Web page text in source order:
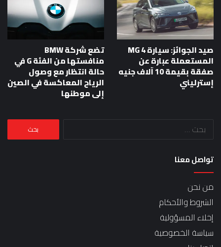
صيد الجوائز: سيارة MG 4
المستعملة عبارة عن
صفقة بقيمة 10 آلاف جنيه
إسترليني
تضع شركة BMW
منافستها من الفئة G في
حالة انتظار مع وصول
الرياح المعاكسة في الصين
إلى موطنها
البحث
تواصل معنا
من نحن
الشروط والأحكام
إخلاء المسؤولية
سياسة الخصوصية